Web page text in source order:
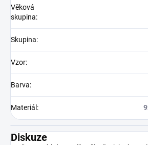
Věková
skupina:
Skupina:
Vzor:
Barva:
Materiál :
Diskuze